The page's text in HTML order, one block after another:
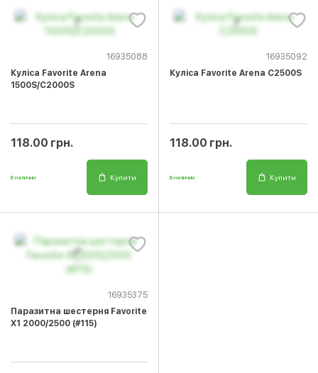
16935088
Куліса Favorite Arena
1500S/C2000S
118.00 грн.
В наличии Купити
16935092
Куліса Favorite Arena C2500S
118.00 грн.
В наличии Купити
16935375
Паразитна шестерня Favorite
X1 2000/2500 (#115)